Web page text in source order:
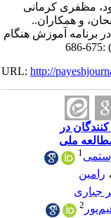
مظفری کرمانی
و همکاران..
آموزش هنگام
URL:http://
در
ملی